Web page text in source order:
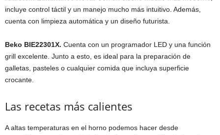
incluye control táctil y un manejo mucho más intuitivo. Además,
cuenta con limpieza automática y un diseño futurista.
Beko BIE22301X. Cuenta con un programador LED y una función
grill excelente. Junto a esto, es ideal para la preparación de
galletas, pasteles o cualquier comida que incluya superficie
crocante.
Las recetas más calientes
A altas temperaturas en el horno podemos hacer desde